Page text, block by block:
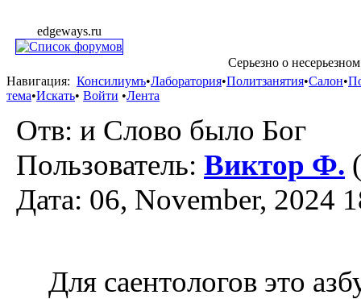
edgeways.ru
Серьезно о
Навигация: Консилиумъ•Лаборатория•Политзанятия•Салон•
тема•Искать• Войти •Лента
Отв: и Слово было Бог
Пользователь: Виктор Ф.
Дата: 06, November, 2024
Для саентологов это